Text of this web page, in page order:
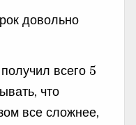
довольно
всего 5
что
все сложнее,